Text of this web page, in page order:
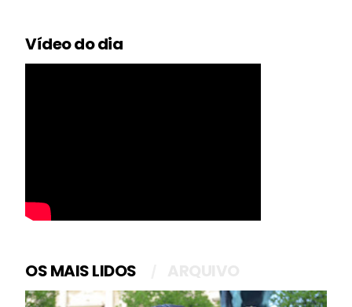
Vídeo do dia
OS MAIS LIDOS